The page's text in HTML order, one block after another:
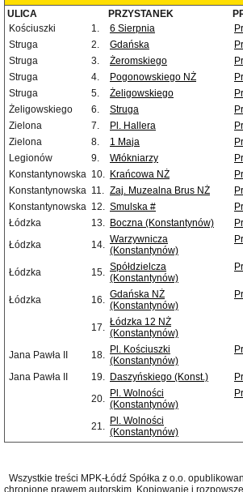
ULICA PRZYSTANEK
Kościuszki
1. 6 Sierpnia
Struga
2. Gdańska
Struga
3. Żeromskiego
Struga
4. Pogonowskiego NŻ
Struga
5. Żeligowskiego
Żeligowskiego
6. Struga
Zielona
7. Pl. Hallera
Zielona
8. 1 Maja
Legionów
9. Włókniarzy
Konstantynowska 10. Krańcowa NŻ
Konstantynowska 11. Zaj. Muzealna Brus NŻ
Konstantynowska 12. Smulska #
Łódzka
13. Boczna (Konstantynów)
Łódzka
14. Warzywnicza
(Konstantynów)
Łódzka 15. Spółdzielcza
(Konstantynów)
Łódzka 16. Gdańska NŻ
(Konstantynów)
17. Łódzka 12 NŻ
(Konstantynów)
Jana Pawła II
18. Pl. Kościuszki
(Konstantynów)
Jana Pawła II 19. Daszyńskiego (Konst.)
20. Pl. Wolności
(Konstantynów)
21. Pl. Wolności
(Konstantynów)
Wszystkie treści MPK-Łódź Spółka z o.o.
chronione prawem autorskim. Kopiowanie i